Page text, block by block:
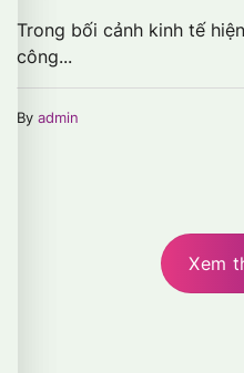
Trong bối cảnh kinh tế
công...
By admin
Xem